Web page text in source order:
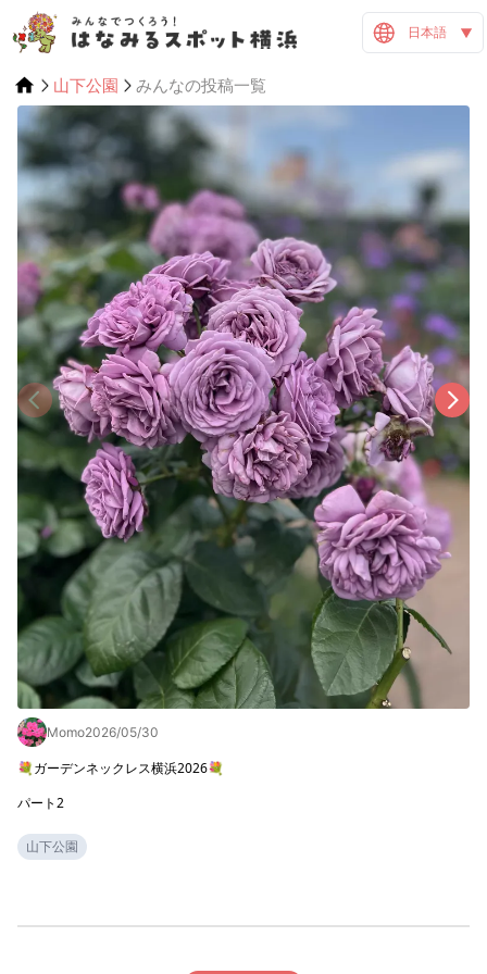
日本語
山下公園 みんなの投稿一覧
Momo2026/05/30
💐ガーデンネックレス横浜2026💐
パート2
山下公園